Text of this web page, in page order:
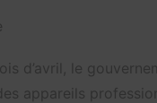
d’avril, le
appareils